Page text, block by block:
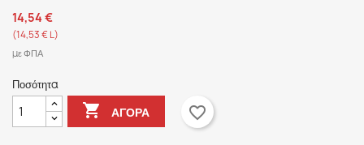
14,54 €
(14,53 € L)
με ΦΠΑ
Ποσότητα
 ΑΓΟΡΆ favorite_border